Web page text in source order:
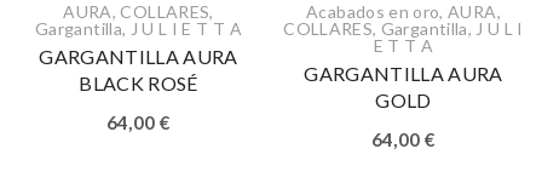
AURA, COLLARES,
Gargantilla, J U L I E T T A
GARGANTILLA AURA
BLACK ROSÉ
64,00 €
Acabados en oro,AURA,
COLLARES, Gargantilla, J U L I
E T T A
GARGANTILLA AURA
GOLD
64,00 €